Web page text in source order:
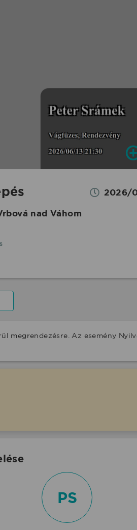
2026/
nad Váhom
megrendezésre. Az esemény
PS